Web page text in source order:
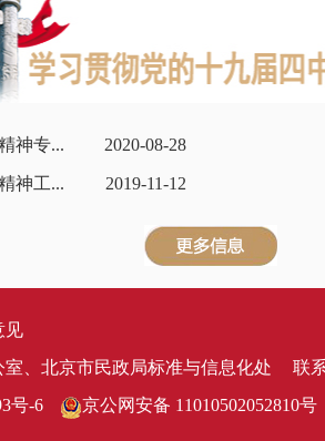
神专... 2020-08-28
神工... 2019-11-12
见
、北京市民政局标准与信息化处
联
号-6 京公网安备 11010502052810号